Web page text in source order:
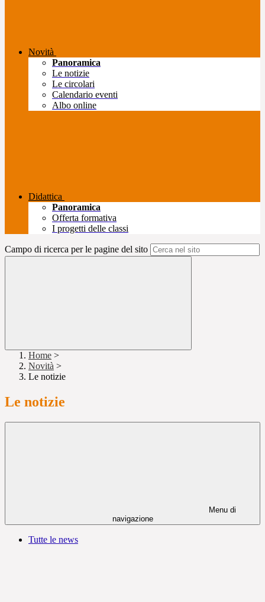
Novità
Panoramica
Le notizie
Le circolari
Calendario eventi
Albo online
Didattica
Panoramica
Offerta formativa
I progetti delle classi
Campo di ricerca per le pagine del sito
Home >
Novità >
Le notizie
Le notizie
Menu di
navigazione
Tutte le news